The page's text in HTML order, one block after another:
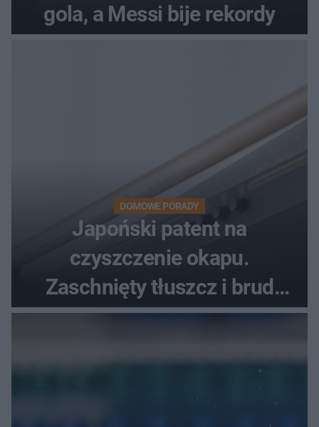
gola, a Messi bije rekordy
DOMOWE PORADY
Japoński patent na
czyszczenie okapu.
Zaschnięty tłuszcz i brud
znikną bez szorowania